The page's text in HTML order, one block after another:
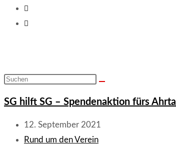
umschalten
Diese
durchsuchen
SG hilft SG – Spendenaktion fürs Ahrtal
Beitrag
veröffentlicht:
12. September 2021
Beitrags-
Rund um den Verein